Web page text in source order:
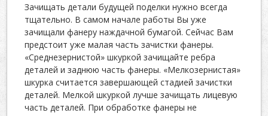
Зачищать детали будущей поделки нужно всегда
тщательно. В самом начале работы Вы уже
зачищали фанеру наждачной бумагой. Сейчас Вам
предстоит уже малая часть зачистки фанеры.
«Среднезернистой» шкуркой зачищайте ребра
деталей и заднюю часть фанеры. «Мелкозернистая»
шкурка считается завершающей стадией зачистки
деталей. Мелкой шкуркой лучше зачищать лицевую
часть деталей. При обработке фанеры не